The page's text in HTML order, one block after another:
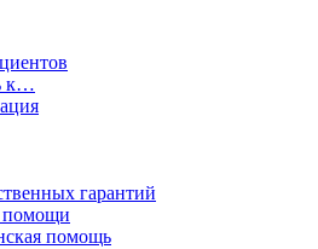
к…
гарантий
помощи
помощь